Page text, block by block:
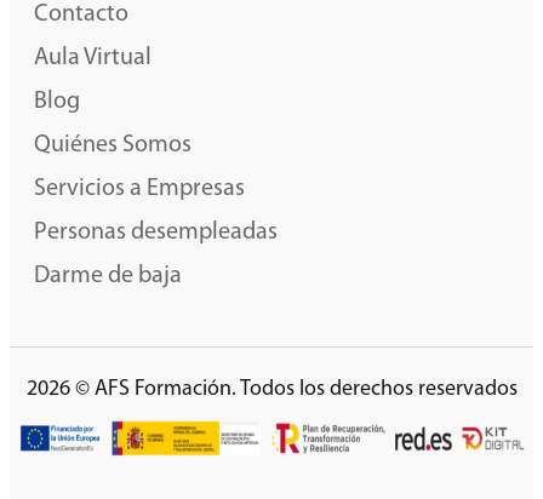
Contacto
Aula Virtual
Blog
Quiénes Somos
Servicios a Empresas
Personas desempleadas
Darme de baja
2026 © AFS Formación. Todos los derechos reservados